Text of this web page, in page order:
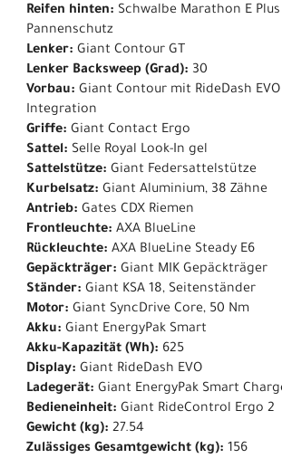
Reifen hinten: Schwalbe Marathon E
Pannenschutz
Lenker: Giant Contour GT
Lenker Backsweep (Grad): 30
Vorbau: Giant Contour mit RideDash
Integration
Griffe: Giant Contact Ergo
Sattel: Selle Royal Look-In gel
Sattelstütze: Giant Federsattelstütze
Kurbelsatz: Giant Aluminium, 38 Zähne
Antrieb: Gates CDX Riemen
Frontleuchte: AXA BlueLine
Rückleuchte: AXA BlueLine Steady E6
Gepäckträger: Giant MIK Gepäckträger
Ständer: Giant KSA 18, Seitenständer
Motor: Giant SyncDrive Core, 50 Nm
Akku: Giant EnergyPak Smart
Akku-Kapazität (Wh): 625
Display: Giant RideDash EVO
Ladegerät: Giant EnergyPak Smart
Bedieneinheit: Giant RideControl Ergo 2
Gewicht (kg): 27.54
Zulässiges Gesamtgewicht (kg): 156